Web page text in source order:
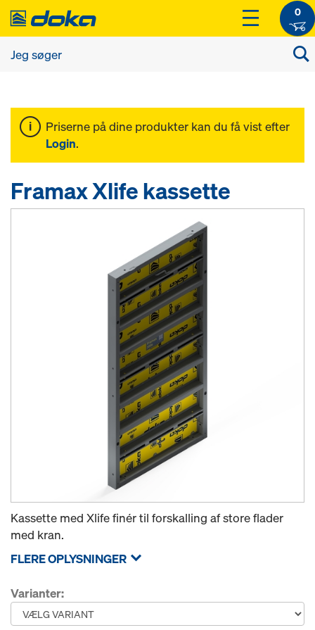
0
Priserne på dine produkter kan du få vist efter
Login.
Framax Xlife kassette
Kassette med Xlife finér til forskalling af store flader
med kran.
FLERE OPLYSNINGER
Varianter: